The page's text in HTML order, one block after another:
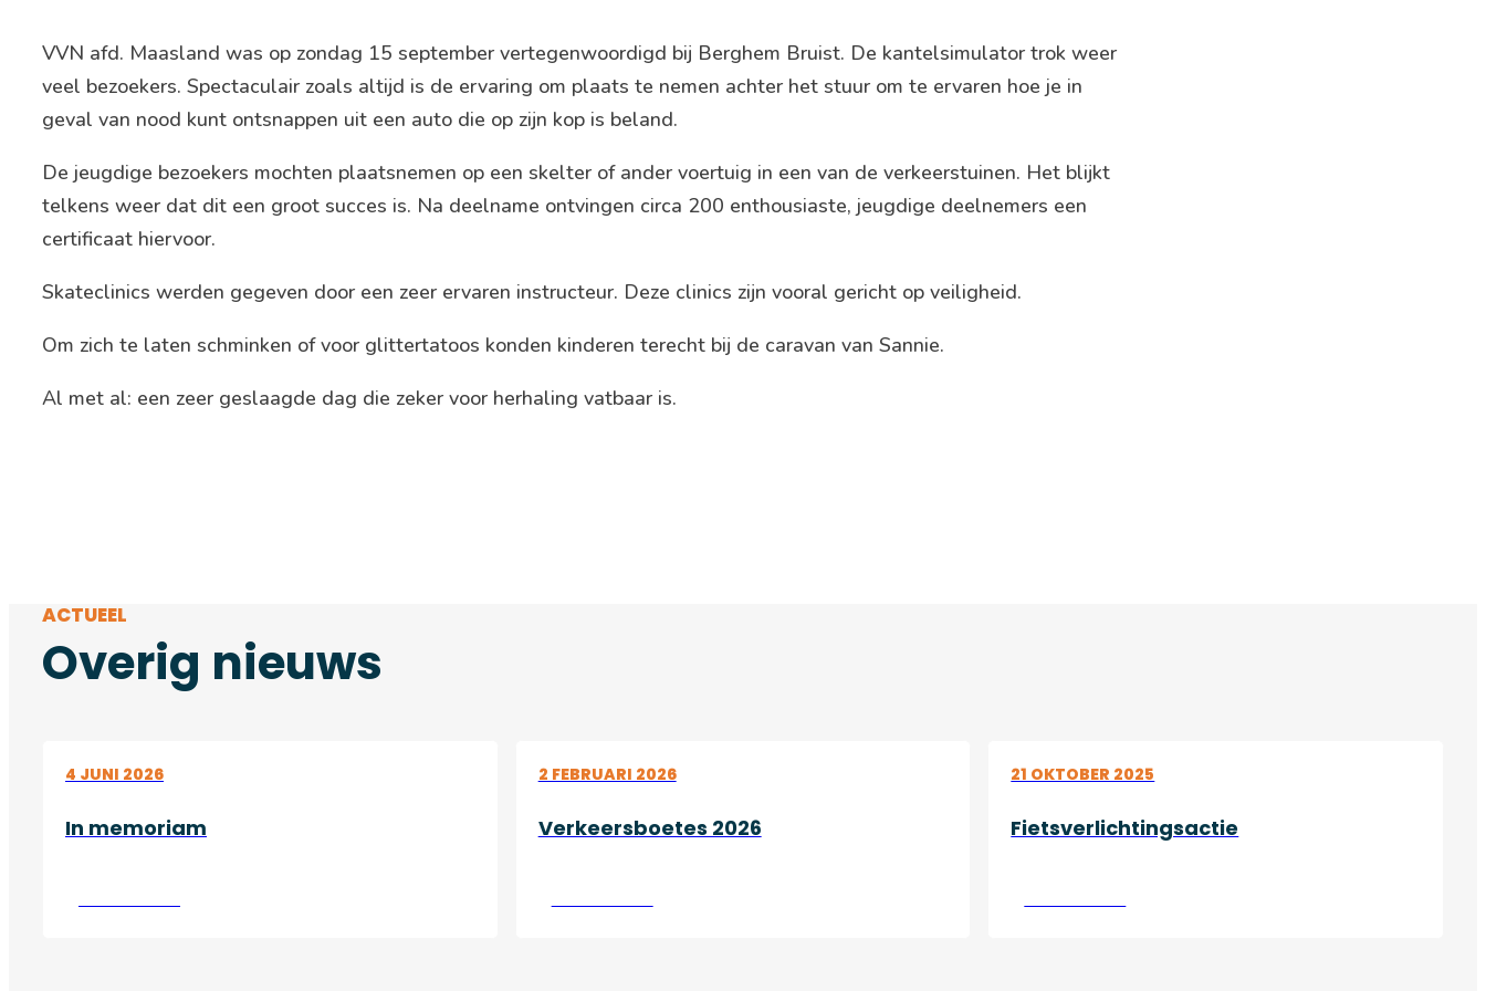
VVN afd. Maasland was op zondag 15 september vertegenwoordigd bij Berghem Bruist. De kantelsimulator trok weer
veel bezoekers. Spectaculair zoals altijd is de ervaring om plaats te nemen achter het stuur om te ervaren hoe je in
geval van nood kunt ontsnappen uit een auto die op zijn kop is beland.
De jeugdige bezoekers mochten plaatsnemen op een skelter of ander voertuig in een van de verkeerstuinen. Het blijkt
telkens weer dat dit een groot succes is. Na deelname ontvingen circa 200 enthousiaste, jeugdige deelnemers een
certificaat hiervoor.
Skateclinics werden gegeven door een zeer ervaren instructeur. Deze clinics zijn vooral gericht op veiligheid.
Om zich te laten schminken of voor glittertatoos konden kinderen terecht bij de caravan van Sannie.
Al met al: een zeer geslaagde dag die zeker voor herhaling vatbaar is.
ACTUEEL
Overig nieuws
4 JUNI 2026
In memoriam
2 FEBRUARI 2026
Verkeersboetes 2026
21 OKTOBER 2025
Fietsverlichtingsactie